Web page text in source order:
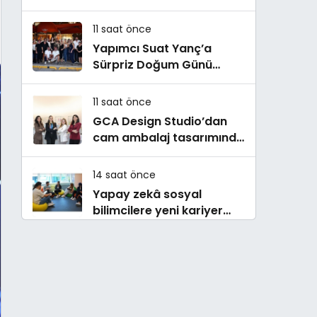
Buluştu! !Kozalak Devri! 7
Ağustos’ta Vizyonda
11 saat önce
Yapımcı Suat Yanç’a
Sürpriz Doğum Günü
Kutlaması!
11 saat önce
GCA Design Studio’dan
cam ambalaj tasarımında
bütüncül yaklaşım
14 saat önce
Yapay zekâ sosyal
bilimcilere yeni kariyer